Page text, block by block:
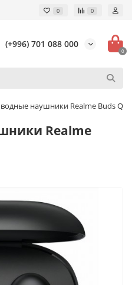
0 0
(+996) 701 088 000
0
наушники Realme Buds Q
Realme